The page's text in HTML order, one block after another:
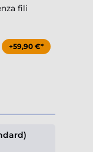
fili
+59,90 €*